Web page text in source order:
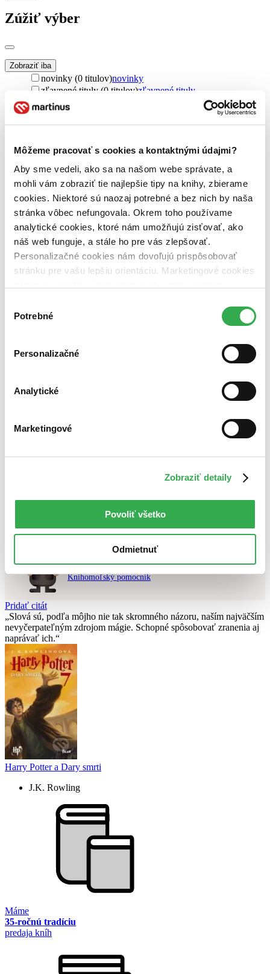
Môžeme pracovať s cookies a kontaktnými údajmi?
Aby sme vedeli, ako sa na našom webe správate, a
mohli vám zobraziť tie najlepšie tipy na knihy, zbierame
cookies. Niektoré sú naozaj potrebné a bez nich by naša
stránka vôbec nefungovala. Okrem toho používame
analytické cookies, ktoré nám umožňujú zisťovať, ako
náš web funguje, a stále ho pre vás zlepšovať.
Personalizačné cookies nám dovoľujú prispôsobovať
stránku pre vašu lepšiu orientáciu. Marketingové cookies
nám pomohlo, keby sme mohli používať všetky tieto
súhlasu
Potrebné
Personalizačné
Analytické
Marketingové
Zobraziť detaily
Povoliť všetko
Odmietnuť
Zúžiť výber
Zobraziť iba
novinky (0 titulov)novinky
zľavnené tituly (0 titulov)zľavnené tituly
Dostupnosť
na centrálnom sklade (0 titulov)na centrálnom sklade
pripravujeme (0 titulov)pripravujeme
vypredaných)
Nové / čítané
čítaná (0 titulov)čítaná
čítaná - výborný stav (0 titulov)čítaná - výborný stav
čítaná - mierne opotrebovaná (0 titulov)čítaná - mierne
opotrebovaná
čítané verzie vypredaných kníh (0 titulov)
čítané verzie
vypredaných kníh
Zoradiť
Top hodnotené
Najlacnejšie
Najvyššia zľava
Nebol nájdenýžiadny titulvyhovujúci zadaným podmienkam.
Skúste prosím zmeniť vyhľadávaný výraz.
Chcete poradiť knihu?
Náš pomocník Sherlock vám ju s radosťou vypátra!
Knihomoľský pomocník
Pridať citát
Slová sú, podľa môjho nie tak skromného názoru, naším najväčším
nevyčerpateľným zdrojom mágie. Schopné spôsobovať zranenia aj
naprávať ich.
Harry Potter a Dary smrti
J.K. Rowling
Máme
35-ročnú tradíciu
predaja kníh